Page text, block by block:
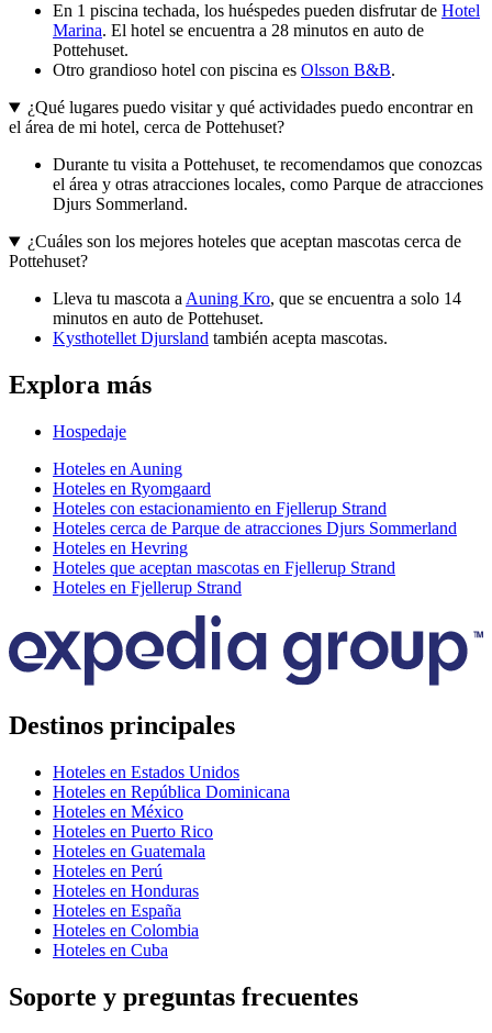
En 1 piscina techada, los huéspedes pueden disfrutar de Hotel
Marina. El hotel se encuentra a 28 minutos en auto de
Pottehuset.
Otro grandioso hotel con piscina es Olsson B&B.
¿Qué lugares puedo visitar y qué actividades puedo encontrar en
el área de mi hotel, cerca de Pottehuset?
Durante tu visita a Pottehuset, te recomendamos que conozcas
el área y otras atracciones locales, como Parque de atracciones
Djurs Sommerland.
¿Cuáles son los mejores hoteles que aceptan mascotas cerca de
Pottehuset?
Lleva tu mascota a Auning Kro, que se encuentra a solo 14
minutos en auto de Pottehuset.
Kysthotellet Djursland también acepta mascotas.
Explora más
Hospedaje
Hoteles en Auning
Hoteles en Ryomgaard
Hoteles con estacionamiento en Fjellerup Strand
Hoteles cerca de Parque de atracciones Djurs Sommerland
Hoteles en Hevring
Hoteles que aceptan mascotas en Fjellerup Strand
Hoteles en Fjellerup Strand
Destinos principales
Hoteles en Estados Unidos
Hoteles en República Dominicana
Hoteles en México
Hoteles en Puerto Rico
Hoteles en Guatemala
Hoteles en Perú
Hoteles en Honduras
Hoteles en España
Hoteles en Colombia
Hoteles en Cuba
Soporte y preguntas frecuentes